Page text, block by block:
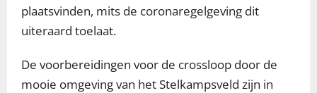
plaatsvinden, mits de coronaregelgeving dit
uiteraard toelaat.
De voorbereidingen voor de crossloop door de
mooie omgeving van het Stelkampsveld zijn in